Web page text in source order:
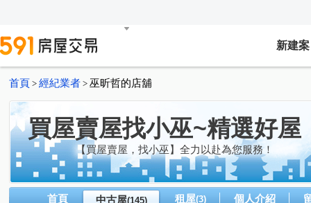
新建案
首頁 > 經紀業者 > 巫昕哲的店舖
買屋賣屋找小巫~精選好屋
【買屋賣屋，找小巫】全力以赴為您服務！
首頁 中古屋(145) 租屋(3) 個人介紹